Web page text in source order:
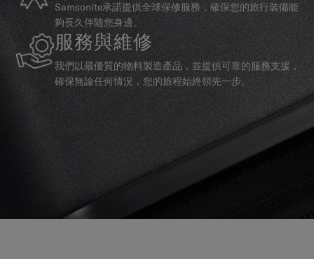
Samsonite承諾提供全球保修服務，確保您的旅行裝備能
夠長久伴隨您身邊。
服務與維修
我們以最優質的物料製造產品，並提供可靠的服務支援，
確保無論任何情況，您的旅程始終領先一步。